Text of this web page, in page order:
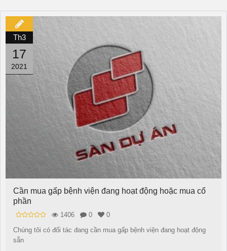
Th3
17
2021
Cần mua gấp bệnh viện đang hoạt động hoặc mua cổ
phần
1406 0
0
Chúng tôi có đối tác đang cần mua gấp bệnh viện đang hoạt động
sẵn